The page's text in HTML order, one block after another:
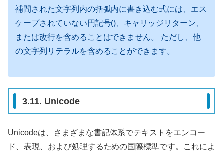
補間された文字列内の括弧内に書き込む式には、エス
ケープされていない円記号()、キャリッジリターン、
または改行を含めることはできません。 ただし、他
の文字列リテラルを含めることができます。
3.11. Unicode
Unicodeは、さまざまな書記体系でテキストをエンコー
ド、表現、および処理するための国際標準です。これによ